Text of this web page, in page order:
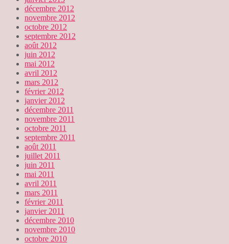
décembre 2012
novembre 2012
octobre 2012
septembre 2012
août 2012
juin 2012
mai 2012
avril 2012
mars 2012
février 2012
janvier 2012
décembre 2011
novembre 2011
octobre 2011
septembre 2011
août 2011
juillet 2011
juin 2011
mai 2011
avril 2011
mars 2011
février 2011
janvier 2011
décembre 2010
novembre 2010
octobre 2010